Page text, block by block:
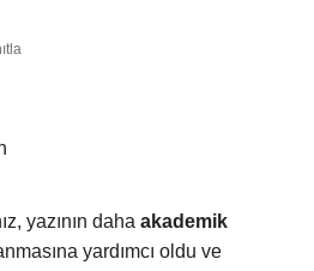
yazının daha akademik
yardımcı oldu ve